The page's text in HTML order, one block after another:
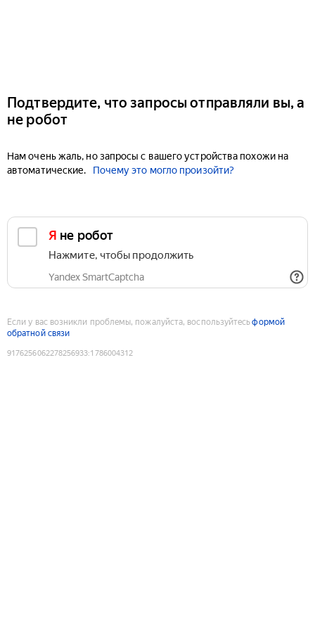
Подтвердите, что запросы отправляли вы, а
не робот
Нам очень жаль, но запросы с вашего устройства похожи на
автоматические.
Почему это могло произойти?
Я не робот
Нажмите, чтобы продолжить
Yandex SmartCaptcha
Если у вас возникли проблемы, пожалуйста, воспользуйтесьформой
обратной связи
9176256062278256933:1786004312